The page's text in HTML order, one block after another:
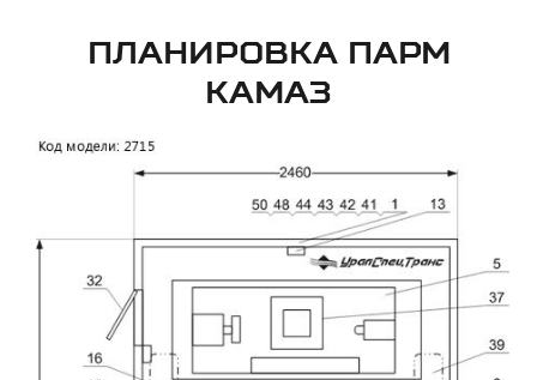
ПЛАНИРОВКА ПАРМ
КАМАЗ